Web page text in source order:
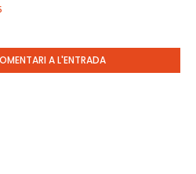
A L'ENTRADA